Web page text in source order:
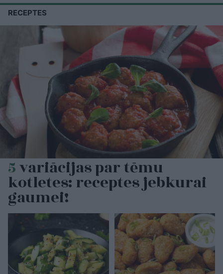
RECEPTES
5variācijas par tēmu
kotletes: receptes jebkurai
gaumei!